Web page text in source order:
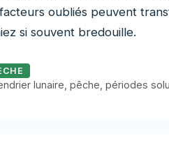
oubliés peuvent
si souvent bredouille.
lunaire pêche périodes